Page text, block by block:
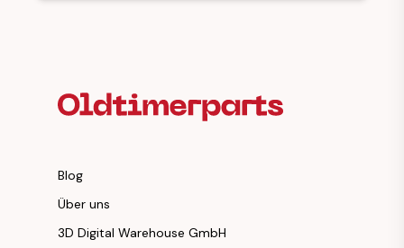
Blog
Über uns
3D Digital Warehouse GmbH